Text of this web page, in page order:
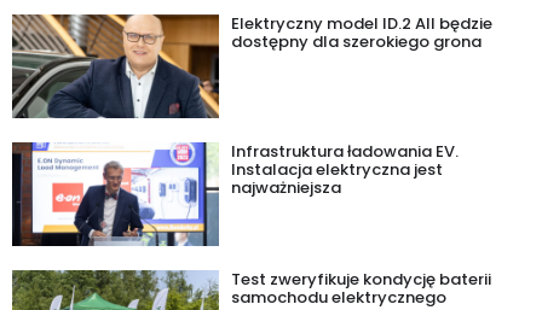
Elektryczny model ID.2 All będzie
dostępny dla szerokiego grona
Infrastruktura ładowania EV.
Instalacja elektryczna jest
najważniejsza
Test zweryfikuje kondycję baterii
samochodu elektrycznego